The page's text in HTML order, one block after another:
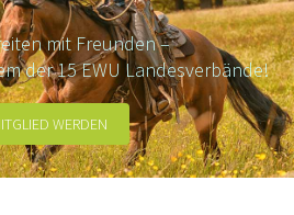
mit Freunden –
der 15 EWU Landesverbände!
WERDEN